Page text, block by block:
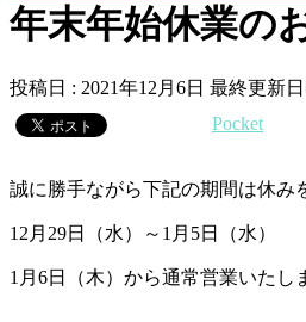
年末年始休業の
投稿日 : 2021年12月6日 最終更新日
Pocket
誠に勝手ながら下記の期間は休み
12月29日（水）～1月5日（水）
1月6日（木）から通常営業いたし